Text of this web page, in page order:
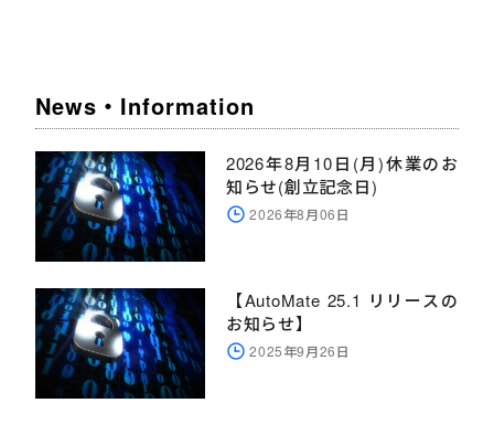
News・Information
2026年8月10日(月)休業のお
知らせ(創立記念日)
2026年8月06日
【AutoMate 25.1 リリースの
お知らせ】
2025年9月26日